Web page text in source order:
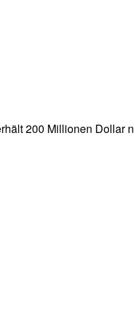
200 Millionen Dollar